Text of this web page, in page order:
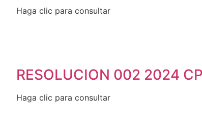
Haga clic para consultar
RESOLUCION 002 2024
Haga clic para consultar